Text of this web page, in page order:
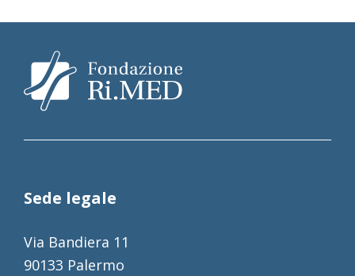
Sede legale
Via Bandiera 11
90133 Palermo